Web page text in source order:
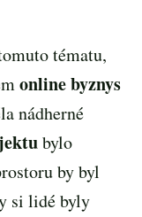
tématu,
online byznys
nádherné
bylo
by byl
si lidé byly